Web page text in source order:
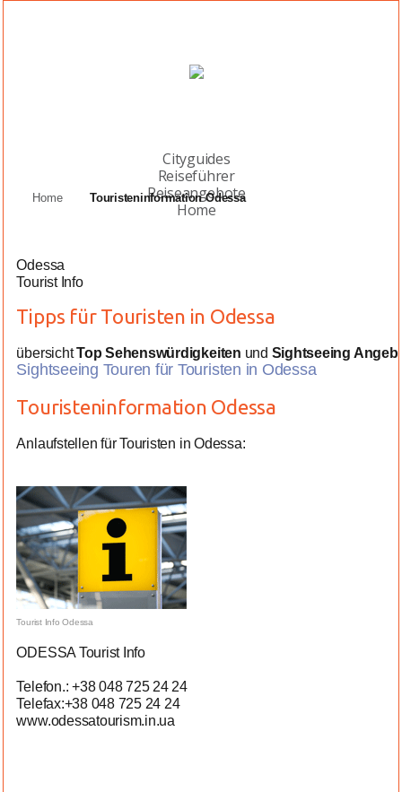
Cityguides
Reiseführer
Reiseangebote
Home
Home Touristeninformation Odessa
Odessa
Tourist Info
Tipps für Touristen in Odessa
übersichtTop Sehenswürdigkeiten und Sightseeing
Sightseeing Touren für Touristen in Odessa
Touristeninformation Odessa
Anlaufstellen für Touristen in Odessa:
Tourist Info Odessa
ODESSA Tourist Info
Telefon.: +38 048 725 24 24
Telefax:+38 048 725 24 24
www.odessatourism.in.ua